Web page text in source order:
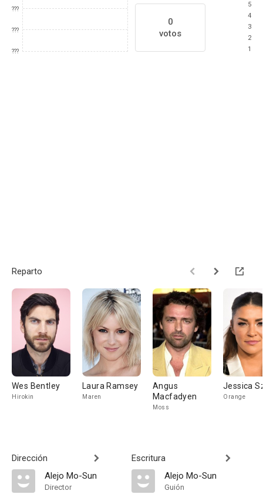
???
???
???
0
votos
5
4
3
2
1
Reparto
Wes Bentley
Hirokin
Laura Ramsey
Maren
Angus
Macfadyen
Moss
Jessica
Orange
Dirección
Alejo Mo-Sun
Director
Escritura
Alejo Mo-Sun
Guión